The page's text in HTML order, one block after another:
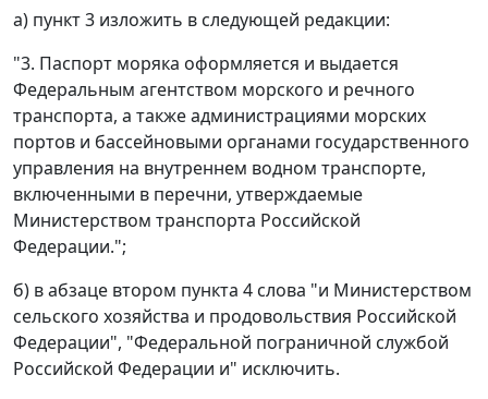
а) пункт 3 изложить в следующей редакции:
"3. Паспорт моряка оформляется и выдается
Федеральным агентством морского и речного
транспорта, а также администрациями морских
портов и бассейновыми органами государственного
управления на внутреннем водном транспорте,
включенными в перечни, утверждаемые
Министерством транспорта Российской
Федерации.";
б) в абзаце втором пункта 4 слова "и Министерством
сельского хозяйства и продовольствия Российской
Федерации", "Федеральной пограничной службой
Российской Федерации и" исключить.